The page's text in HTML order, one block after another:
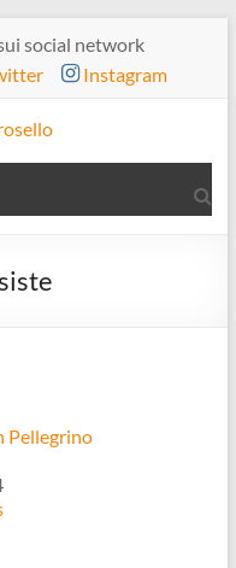
social network
Instagram
Pellegrino